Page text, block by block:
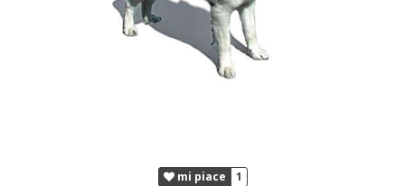
mi piace 1